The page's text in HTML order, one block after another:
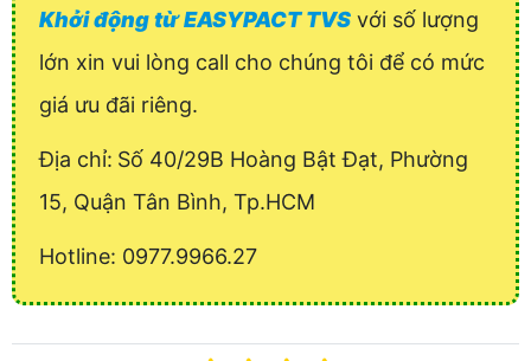
Khởi động từ EASYPACT TVS với số lượng
lớn xin vui lòng call cho chúng tôi để có mức
giá ưu đãi riêng.
Địa chỉ: Số 40/29B Hoàng Bật Đạt, Phường
15, Quận Tân Bình, Tp.HCM
Hotline: 0977.9966.27